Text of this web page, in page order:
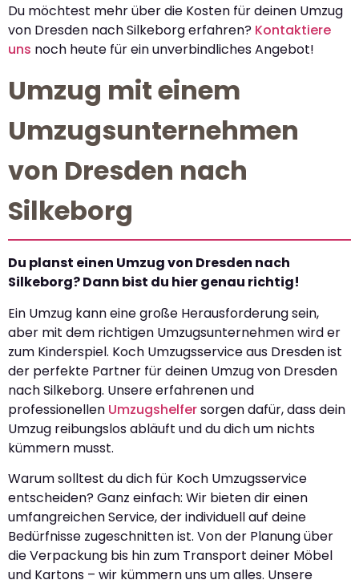
Du möchtest mehr über die Kosten für deinen Umzug
von Dresden nach Silkeborg erfahren? Kontaktiere
uns noch heute für ein unverbindliches Angebot!
Umzug mit einem
Umzugsunternehmen
von Dresden nach
Silkeborg
Du planst einen Umzug von Dresden nach
Silkeborg? Dann bist du hier genau richtig!
Ein Umzug kann eine große Herausforderung sein,
aber mit dem richtigen Umzugsunternehmen wird er
zum Kinderspiel. Koch Umzugsservice aus Dresden ist
der perfekte Partner für deinen Umzug von Dresden
nach Silkeborg. Unsere erfahrenen und
professionellen Umzugshelfersorgen dafür, dass dein
Umzug reibungslos abläuft und du dich um nichts
kümmern musst.
Warum solltest du dich für Koch Umzugsservice
entscheiden? Ganz einfach: Wir bieten dir einen
umfangreichen Service, der individuell auf deine
Bedürfnisse zugeschnitten ist. Von der Planung über
die Verpackung bis hin zum Transport deiner Möbel
und Kartons – wir kümmern uns um alles. Unsere